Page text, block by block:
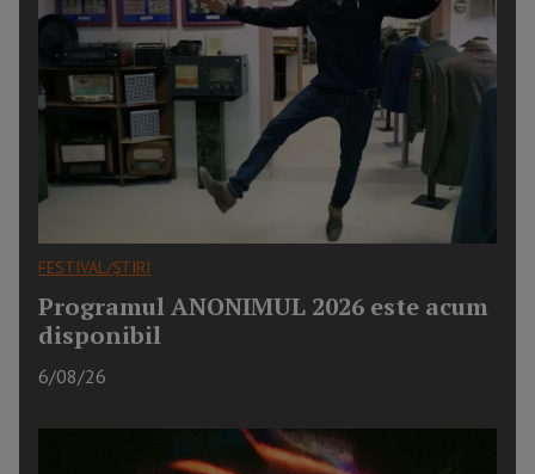
FESTIVAL/ȘTIRI
Programul ANONIMUL 2026 este acum
disponibil
6/08/26